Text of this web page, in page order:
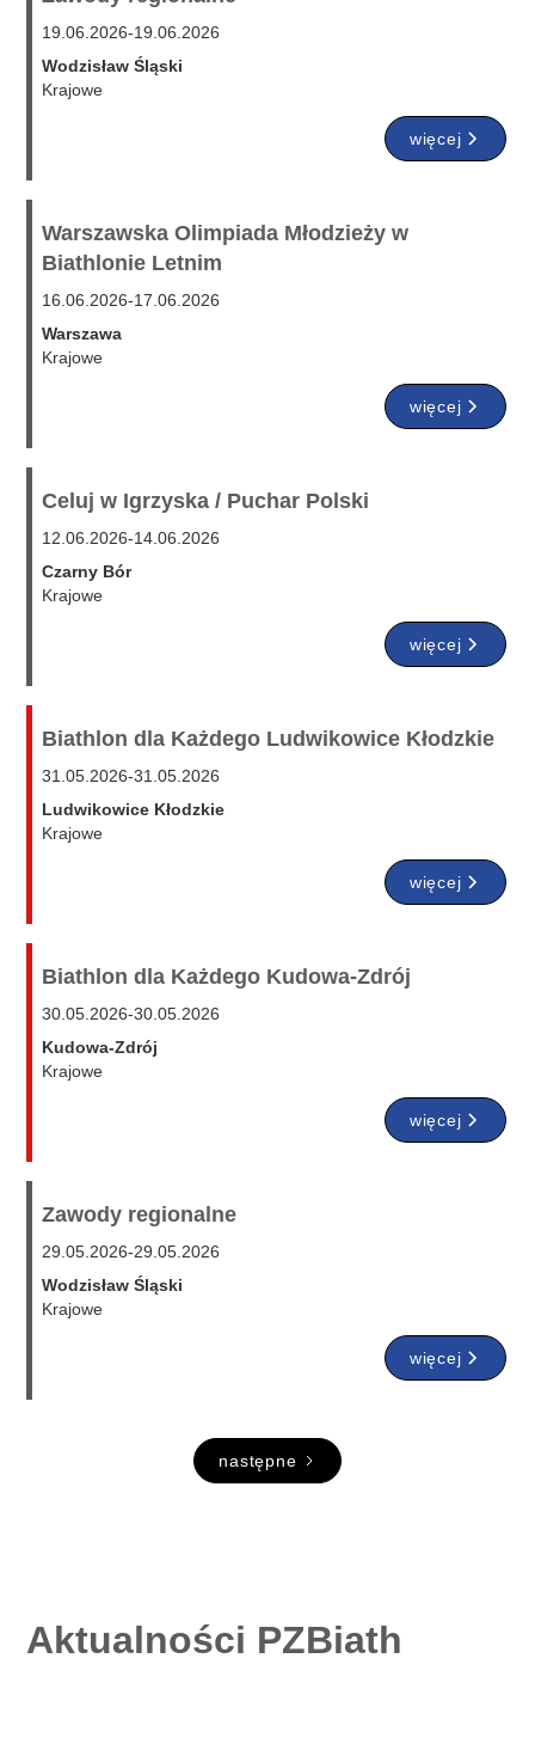
19.06.2026-19.06.2026
Wodzisław Śląski
Krajowe
więcej
Warszawska Olimpiada Młodzieży w
Biathlonie Letnim
16.06.2026-17.06.2026
Warszawa
Krajowe
więcej
Celuj w Igrzyska / Puchar Polski
12.06.2026-14.06.2026
Czarny Bór
Krajowe
więcej
Biathlon dla Każdego Ludwikowice Kłodzkie
31.05.2026-31.05.2026
Ludwikowice Kłodzkie
Krajowe
więcej
Biathlon dla Każdego Kudowa-Zdrój
30.05.2026-30.05.2026
Kudowa-Zdrój
Krajowe
więcej
Zawody regionalne
29.05.2026-29.05.2026
Wodzisław Śląski
Krajowe
więcej
następne
Aktualności PZBiath